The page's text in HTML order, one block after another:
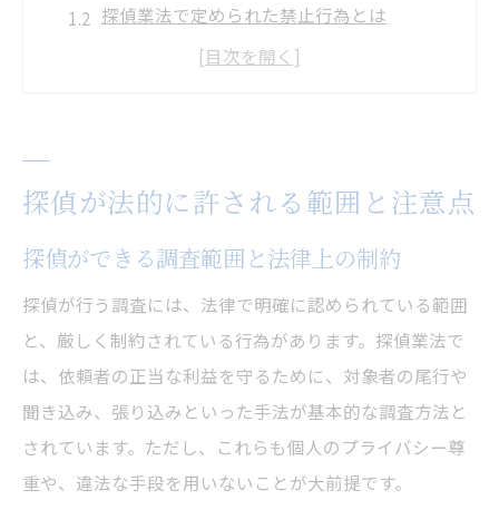
探偵業法で定められた禁止行為とは
探偵依頼時に注意すべき違法行為
探偵につけられたときの基本対応と注意点
探偵から違法調査を受けた場合どうするか
探偵業法違反が疑われるときの相談先
探偵を訴える際の法的根拠と流れ
探偵被害を未然に防ぐための対策方法
探偵を依頼する前に知りたい法律知識
探偵依頼時に知っておきたい法的ポイント
探偵業の資格と届出の有無を確認する理由
探偵が法的に許される範囲と注意点
探偵ができる調査範囲と法律上の制約
探偵が行う調査には、法律で明確に認められている範囲
と、厳しく制約されている行為があります。探偵業法で
は、依頼者の正当な利益を守るために、対象者の尾行や
聞き込み、張り込みといった手法が基本的な調査方法と
されています。ただし、これらも個人のプライバシー尊
重や、違法な手段を用いないことが大前提です。